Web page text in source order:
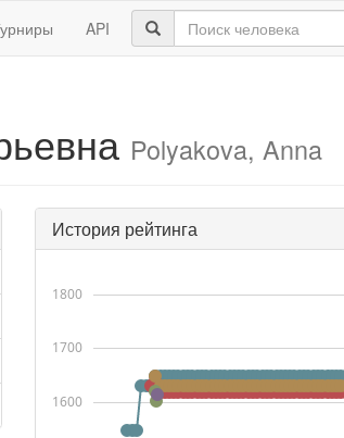
API
Polyakova, Anna
История рейтинга
1600
1700
1800